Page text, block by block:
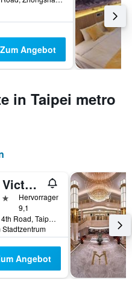
Zum Angebot
in Taipei metro
Grand Victoria Hotel
Hervorragend
9,1
168 Jingye 4th Road, Taipei, Taiwan
Stadtzentrum
Angebot